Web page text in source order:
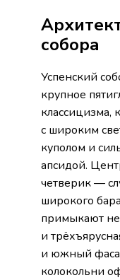
собора
Успенский
крупное
классицизма,
с широким
куполом и
апсидой.
четверик —
широкого
примыкают
и
и южный
колокольни